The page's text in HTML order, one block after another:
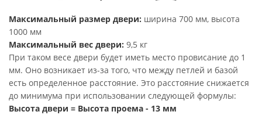
Максимальный размер двери: ширина 700 мм, высота
1000 мм
Максимальный вес двери: 9,5 кг
При таком весе двери будет иметь место провисание до 1
мм. Оно возникает из-за того, что между петлей и базой
есть определенное расстояние. Это расстояние снижается
до минимума при использовании следующей формулы:
Высота двери = Высота проема - 13 мм